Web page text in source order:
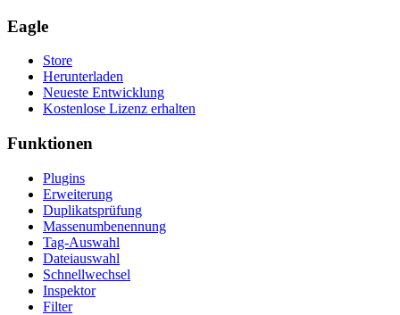
Eagle
Store
Herunterladen
Neueste Entwicklung
Kostenlose Lizenz erhalten
Funktionen
Plugins
Erweiterung
Duplikatsprüfung
Massenumbenennung
Tag-Auswahl
Dateiauswahl
Schnellwechsel
Inspektor
Filter